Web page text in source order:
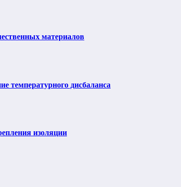
материалов
температурного дисбаланса
изоляции